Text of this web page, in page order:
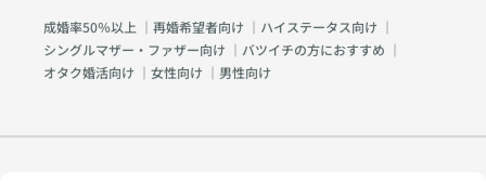
成婚率50％以上 ｜ 再婚希望者向け ｜ ハイステータス向け ｜
シングルマザー・ファザー向け ｜ バツイチの方におすすめ ｜
オタク婚活向け ｜ 女性向け ｜ 男性向け